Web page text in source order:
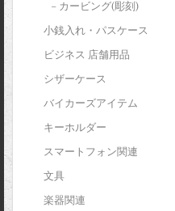
– カービング(彫刻)
小銭入れ・パスケース
ビジネス 店舗用品
シザーケース
バイカーズアイテム
キーホルダー
スマートフォン関連
文具
楽器関連